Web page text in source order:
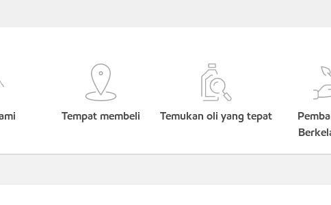
Tempat membeli Temukan oli yang tepat